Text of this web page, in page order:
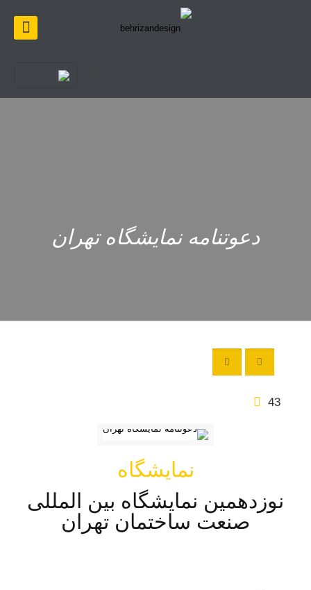
دعوتنامه نمایشگاه تهران
43
نمایشگاه
نوزدهمین نمایشگاه بین المللی
صنعت ساختمان تهران